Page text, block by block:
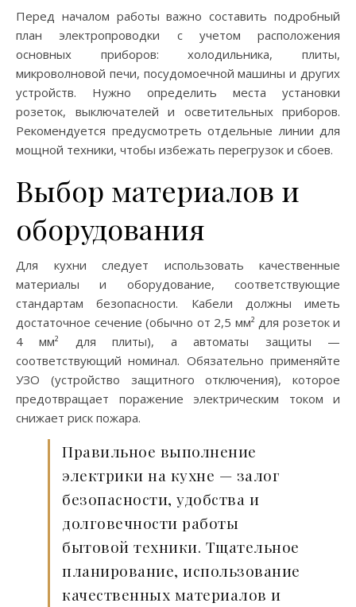
Перед началом работы важно составить подробный
план электропроводки с учетом расположения
основных приборов: холодильника, плиты,
микроволновой печи, посудомоечной машины и других
устройств. Нужно определить места установки
розеток, выключателей и осветительных приборов.
Рекомендуется предусмотреть отдельные линии для
мощной техники, чтобы избежать перегрузок и сбоев.
Выбор материалов и
оборудования
Для кухни следует использовать качественные
материалы и оборудование, соответствующие
стандартам безопасности. Кабели должны иметь
достаточное сечение (обычно от 2,5 мм² для розеток и
4 мм² для плиты), а автоматы защиты —
соответствующий номинал. Обязательно применяйте
УЗО (устройство защитного отключения), которое
предотвращает поражение электрическим током и
снижает риск пожара.
Правильное выполнение
электрики на кухне — залог
безопасности, удобства и
долговечности работы
бытовой техники. Тщательное
планирование, использование
качественных материалов и